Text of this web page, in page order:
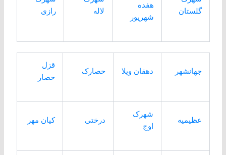
گلستان
هفده
شهریور
لاله
رازی
جهانشهر دهقان ویلا حصارک
قزل
حصار
عظیمیه
شهرک
اوج
درختی کیان مهر